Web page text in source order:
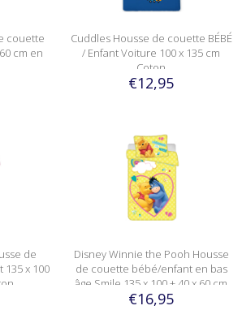
couette
cm en
Cuddles Housse de couette BÉBÉ
/ Enfant Voiture 100 x 135 cm
Coton
€12,95
de
135 x 100
Disney Winnie the Pooh Housse
de couette bébé/enfant en bas
âge Smile 135 x 100 + 40 x 60 cm
Coton
€16,95